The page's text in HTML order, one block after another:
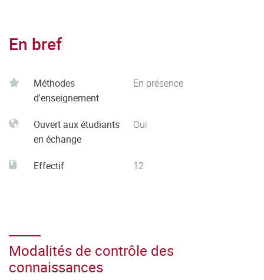
dans un cadre collaboratif
d'une démarche qualité
- Respecter les principes d’éthique, de déontologie et de
responsabilité environnementale
En bref
Méthodes
d'enseignement
En présence
Ouvert aux étudiants
en échange
Oui
Effectif 12
Modalités de contrôle des
connaissances